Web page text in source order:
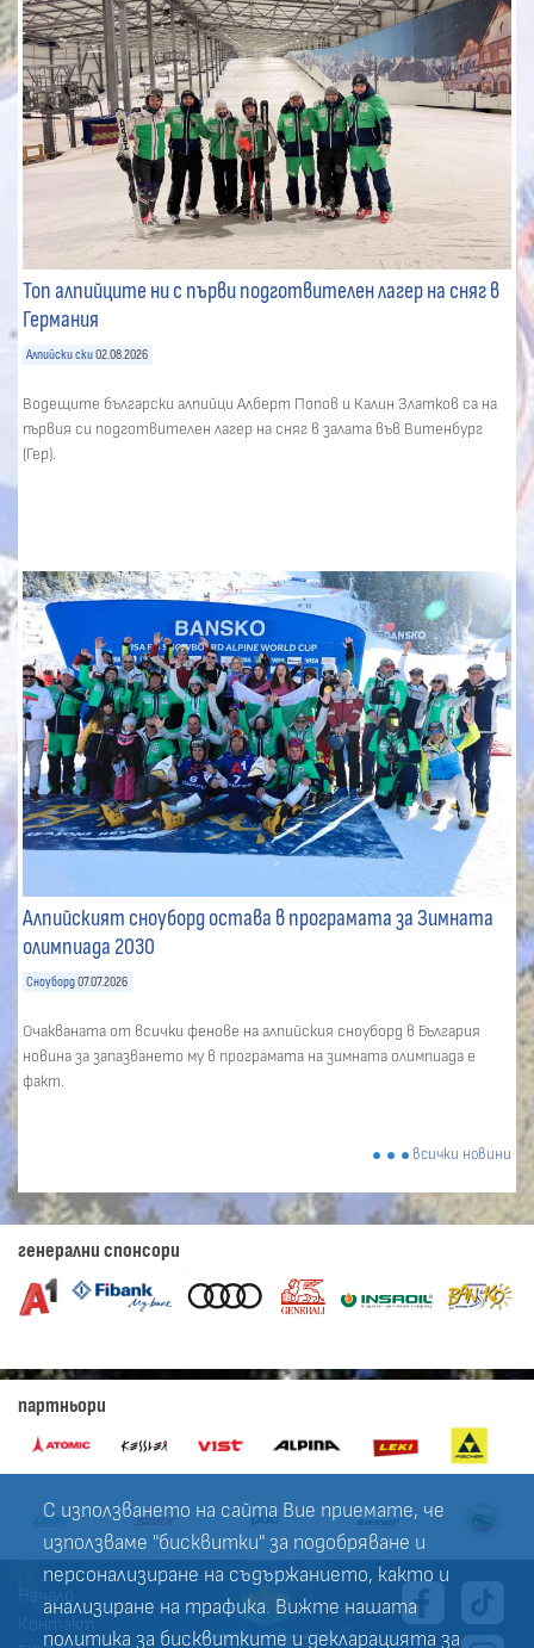
С използването на сайта Вие приемате, че
използваме "бисквитки" за подобряване и
персонализиране на съдържанието, както и
анализиране на трафика. Вижте нашата
политика за бисквитките и декларацията за
Топ алпийците ни с първи подготвителен лагер на сняг в
Германия
Алпийски ски 02.08.2026
Водещите български алпийци Алберт Попов и Калин Златков са на
първия си подготвителен лагер на сняг в залата във Витенбург
(Гер).
Алпийският сноуборд остава в програмата за Зимната
олимпиада 2030
Сноуборд 07.07.2026
Очакваната от всички фенове на алпийския сноуборд в България
новина за запазването му в програмата на зимната олимпиада е
факт.
всички новини
генерални спонсори
партньори